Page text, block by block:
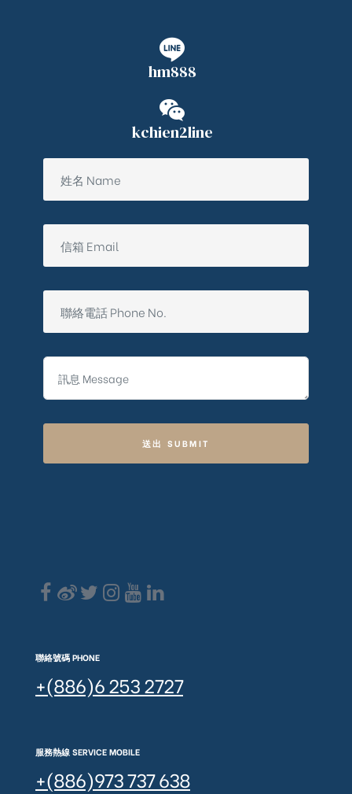
hm888
kchien2line
送出 SUBMIT
聯絡號碼 PHONE
+(886)6 253 2727
服務熱線 SERVICE MOBILE
+(886)973 737 638